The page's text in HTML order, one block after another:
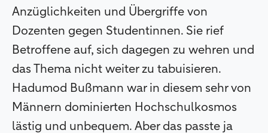
Anzüglichkeiten und Übergriffe von
Dozenten gegen Studentinnen. Sie rief
Betroffene auf, sich dagegen zu wehren und
das Thema nicht weiter zu tabuisieren.
Hadumod Bußmann war in diesem sehr von
Männern dominierten Hochschulkosmos
lästig und unbequem. Aber das passte ja